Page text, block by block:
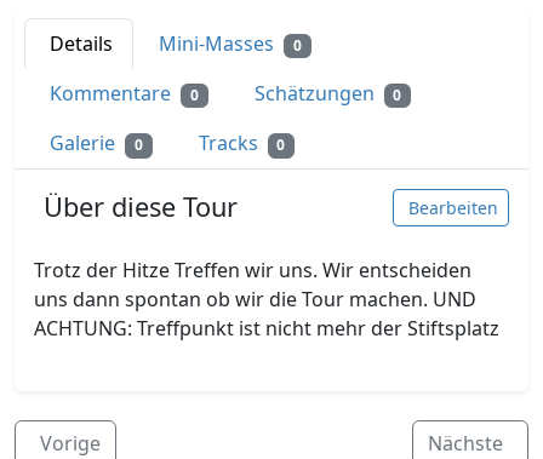
Details Mini-Masses 0
Kommentare 0 Schätzungen 0
Galerie 0 Tracks 0
Über diese Tour Bearbeiten
Trotz der Hitze Treffen wir uns. Wir entscheiden
uns dann spontan ob wir die Tour machen. UND
ACHTUNG: Treffpunkt ist nicht mehr der Stiftsplatz
Vorige Nächste